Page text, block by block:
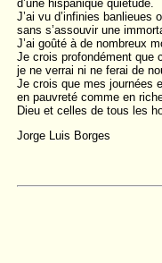
d’une hispanique quiétude.
J’ai vu d’infinies banlieues
sans s’assouvir une
J’ai goûté à de nombreux
Je crois profondément que
je ne verrai ni ne ferai de
Je crois que mes journées
en pauvreté comme en
Dieu et celles de tous les
Jorge Luis Borges